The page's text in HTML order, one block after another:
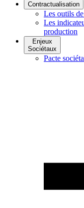
Contractualisation
Les outils
Les
production
Enjeux
Sociétaux
Pacte